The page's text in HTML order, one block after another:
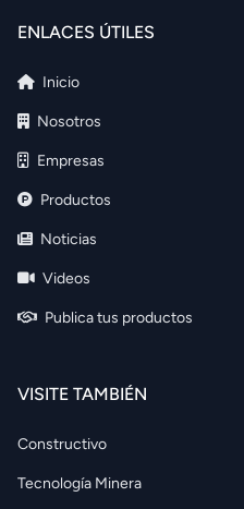
ENLACES ÚTILES
Inicio
Nosotros
Empresas
Productos
Noticias
Videos
Publica tus productos
VISITE TAMBIÉN
Constructivo
Tecnología Minera